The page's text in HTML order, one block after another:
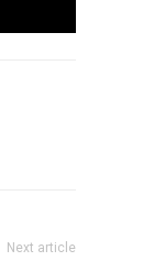
Next article